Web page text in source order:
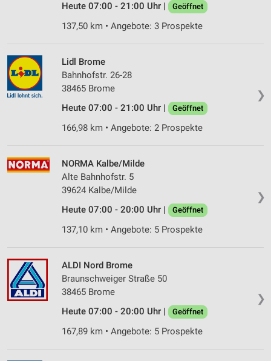
Heute 07:00 - 21:00 Uhr |
Geöffnet
137,50 km • Angebote: 3 Prospekte
❯
Lidl Brome
Bahnhofstr. 26-28
38465 Brome
Heute 07:00 - 21:00 Uhr |
Geöffnet
166,98 km • Angebote: 2 Prospekte
❯
NORMA Kalbe/Milde
Alte Bahnhofstr. 5
39624 Kalbe/Milde
Heute 07:00 - 20:00 Uhr |
Geöffnet
137,10 km • Angebote: 5 Prospekte
❯
ALDI Nord Brome
Braunschweiger Straße 50
38465 Brome
Heute 07:00 - 20:00 Uhr |
Geöffnet
167,89 km • Angebote: 5 Prospekte